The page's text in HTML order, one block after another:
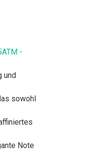
-
und
sowohl
Note